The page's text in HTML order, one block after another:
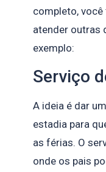
completo,
atender outras
exemplo:
Serviço
A ideia é dar
estadia para
as férias. O
onde os pais